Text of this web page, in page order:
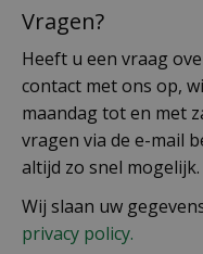
Vragen?
Heeft u een vraag
contact met ons op,
maandag tot en met
vragen via de e-mail
altijd zo snel mogelijk.
Wij slaan uw
privacy policy.